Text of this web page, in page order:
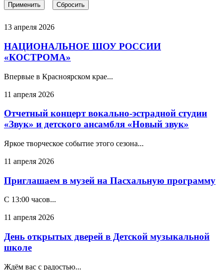
13 апреля 2026
НАЦИОНАЛЬНОЕ ШОУ РОССИИ
«КОСТРОМА»
Впервые в Красноярском крае...
11 апреля 2026
Отчетный концерт вокально-эстрадной студии
«Звук» и детского ансамбля «Новый звук»
Яркое творческое событие этого сезона...
11 апреля 2026
Приглашаем в музей на Пасхальную программу
С 13:00 часов...
11 апреля 2026
День открытых дверей в Детской музыкальной
школе
Ждём вас с радостью...